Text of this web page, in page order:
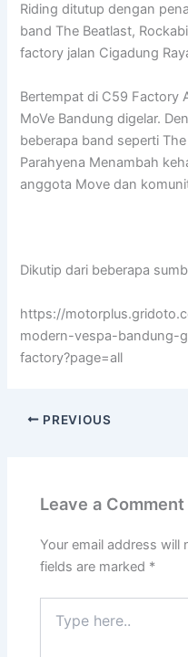
Riding ditutup dengan
band The Beatlast,
factory jalan Cigadung
Bertempat di C59 Factory
MoVe Bandung digelar.
beberapa band seperti
Parahyena Menambah
anggota Move dan
Dikutip dari beberapa
https://
modern-vespa-bandung-
factory?page=all
PREVIOUS
Leave a Comment
Your email address will
fields are marked *
here..